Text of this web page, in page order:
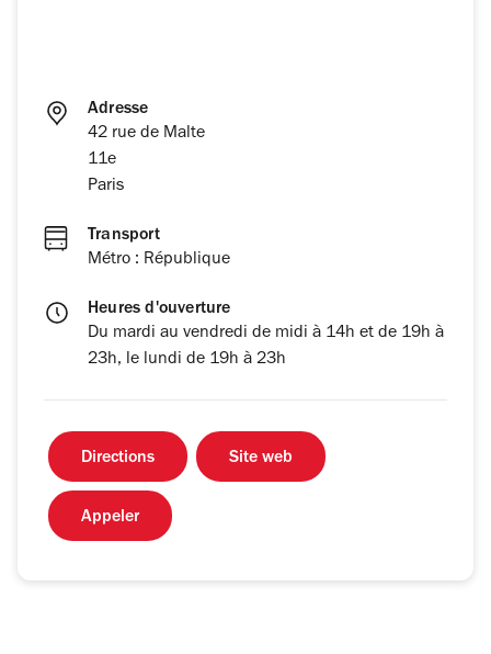
Adresse
42 rue de Malte
11e
Paris
Transport
Métro : République
Heures d'ouverture
Du mardi au vendredi de midi à 14h et de 19h à
23h, le lundi de 19h à 23h
Directions Site web
Appeler